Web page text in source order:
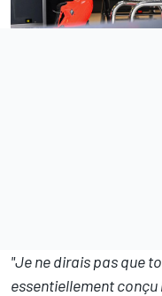
"Je ne dirais pas que
essentiellement conçu